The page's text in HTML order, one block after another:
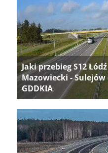
Jaki przebieg S12
Mazowiecki - Sulejów
GDDKIA